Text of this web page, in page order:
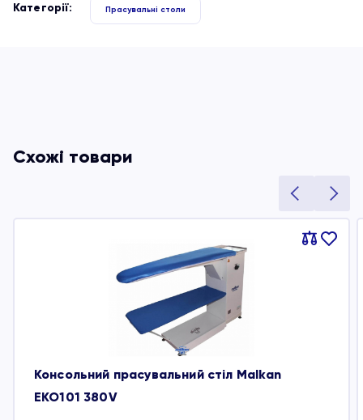
Категорії: Прасувальні столи
Схожі товари
Порівняти
В
Консольний прасувальний стіл Malkan
EKO101 380V